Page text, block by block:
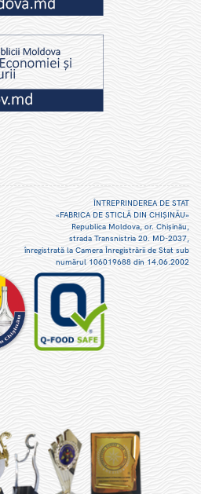
ÎNTREPRINDEREA DE STAT
«FABRICA DE STICLĂ DIN CHIŞINĂU»
Republica Moldova, or. Chişinău,
strada Transnistria 20. MD-2037,
înregistrată la Camera Înregistrării de Stat sub
numărul 106019688 din 14.06.2002